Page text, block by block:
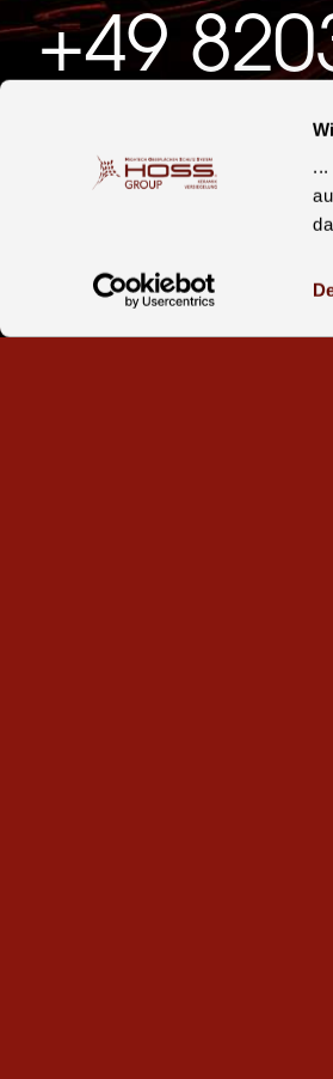
...
+49
Oder schreiben Sie